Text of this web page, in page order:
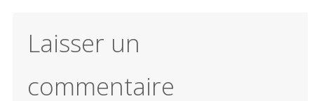
Laisser un
commentaire